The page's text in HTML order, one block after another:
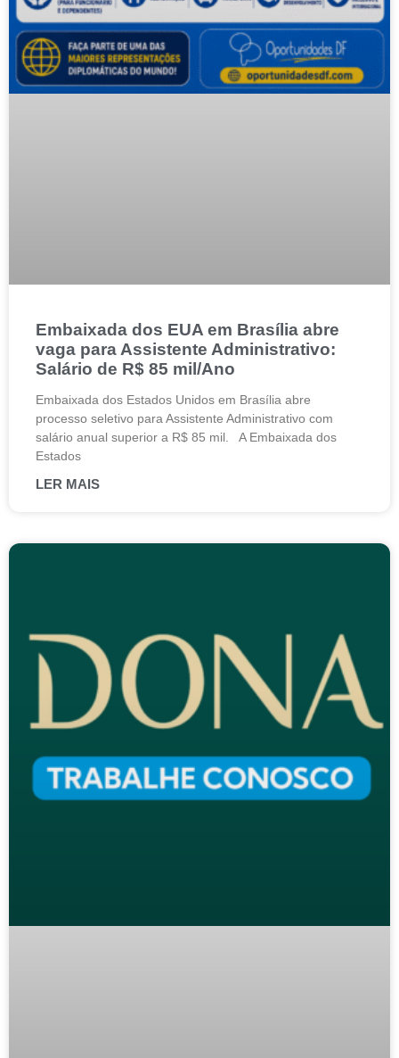
Embaixada dos EUA em Brasília abre
vaga para Assistente Administrativo:
Salário de R$ 85 mil/Ano
Embaixada dos Estados Unidos em Brasília abre
processo seletivo para Assistente Administrativo com
salário anual superior a R$ 85 mil. A Embaixada dos
Estados
LER MAIS